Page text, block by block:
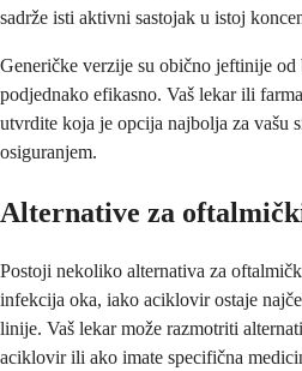
sadrže isti aktivni sastojak u istoj
Generičke verzije su obično jeftinije
podjednako efikasno. Vaš lekar ili
utvrdite koja je opcija najbolja za vašu
osiguranjem.
Alternative za
Postoji nekoliko alternativa za
infekcija oka, iako aciklovir ostaje
linije. Vaš lekar može razmotriti
aciklovir ili ako imate specifična